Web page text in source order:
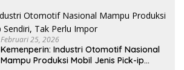
Februari 25, 2026
Kemenperin: Industri Otomotif Nasional
Mampu Produksi Mobil Jenis Pick-ip